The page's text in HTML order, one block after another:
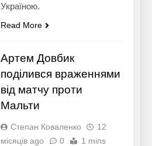
Україною.
Read More
Артем Довбик
поділився враженнями
від матчу проти
Мальти
Степан Коваленко
12
місяців ago
0 1 mins